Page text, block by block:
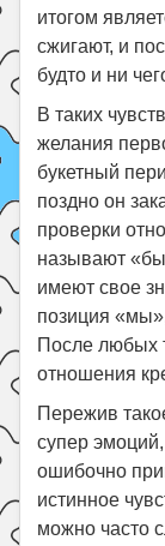
итогом
сжигают, и
будто и ни
В таких
желания
букетный
поздно он
проверки
называют
имеют свое
позиция
После любых
отношения
Пережив
супер
ошибочно
истинное
можно часто